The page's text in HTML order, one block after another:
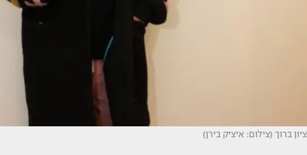
ציון ברוך (צילום: איציק בירן)